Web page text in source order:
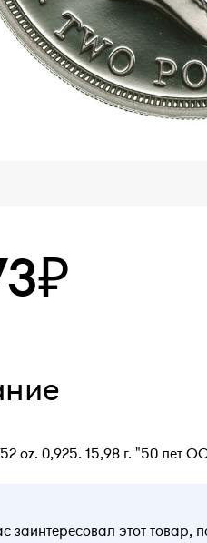
oz. 0,925. 15,98 г. "50 лет
заинтересовал этот товар,